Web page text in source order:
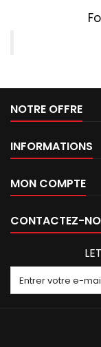
NOTRE OFFRE
INFORMATIONS
MON COMPTE
CONTACTEZ-